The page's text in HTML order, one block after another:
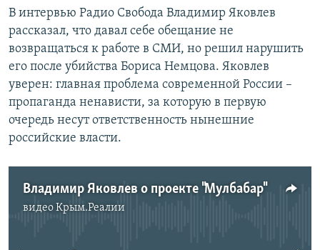
В интервью Радио Свобода Владимир Яковлев
рассказал, что давал себе обещание не
возвращаться к работе в СМИ, но решил нарушить
его после убийства Бориса Немцова. Яковлев
уверен: главная проблема современной России –
пропаганда ненависти, за которую в первую
очередь несут ответственность нынешние
российские власти.
Владимир Яковлев о проекте "Мулбабар"
видеоКрым.Реалии